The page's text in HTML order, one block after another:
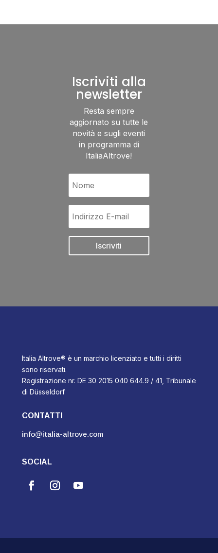
Iscriviti alla
newsletter
Resta sempre
aggiornato su tutte le
novità e sugli eventi
in programma di
ItaliaAltrove!
Iscriviti
Italia Altrove® è un marchio licenziato e tutti i diritti
sono riservati.
Registrazione nr. DE 30 2015 040 644.9 / 41, Tribunale
di Düsseldorf
CONTATTI
info@italia-altrove.com
SOCIAL